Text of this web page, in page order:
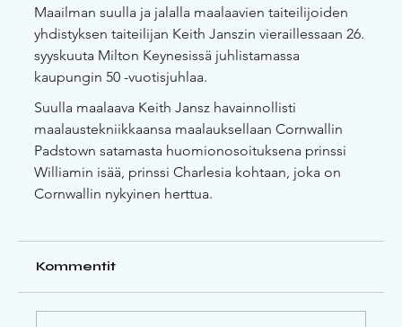
Maailman suulla ja jalalla maalaavien taiteilijoiden
yhdistyksen taiteilijan Keith Janszin vieraillessaan 26.
syyskuuta Milton Keynesissä juhlistamassa
kaupungin 50 -vuotisjuhlaa.
Suulla maalaava Keith Jansz havainnollisti
maalaustekniikkaansa maalauksellaan Cornwallin
Padstown satamasta huomionosoituksena prinssi
Williamin isää, prinssi Charlesia kohtaan, joka on
Cornwallin nykyinen herttua.
Kommentit